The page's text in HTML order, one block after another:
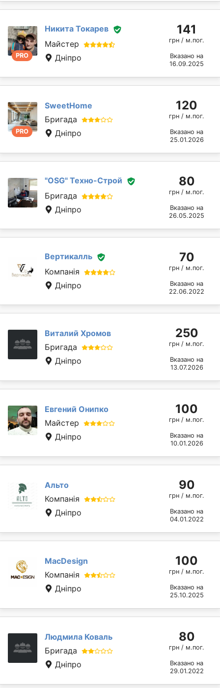
PRO
Никита Токарев
Майстер
Дніпро
141
грн / м.пог.
Вказано на
16.09.2025
PRO
SweetHome
Бригада
Дніпро
120
грн / м.пог.
Вказано на
25.01.2026
"OSG" Техно-Строй
Бригада
Дніпро
80
грн / м.пог.
Вказано на
26.05.2025
Вертикалль
Компанія
Дніпро
70
грн / м.пог.
Вказано на
22.06.2022
Виталий Хромов
Бригада
Дніпро
250
грн / м.пог.
Вказано на
13.07.2026
Евгений Онипко
Майстер
Дніпро
100
грн / м.пог.
Вказано на
10.01.2026
Альто
Компанія
Дніпро
90
грн / м.пог.
Вказано на
04.01.2022
MacDesign
Компанія
Дніпро
100
грн / м.пог.
Вказано на
25.10.2025
Людмила Коваль
Бригада
Дніпро
80
грн / м.пог.
Вказано на
29.01.2022